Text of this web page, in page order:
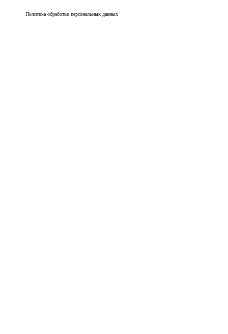
Политика обработки персональных данных